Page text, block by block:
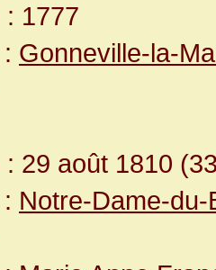
: 1777
: Gonneville-la-
: 29 août 1810
: Notre-Dame-